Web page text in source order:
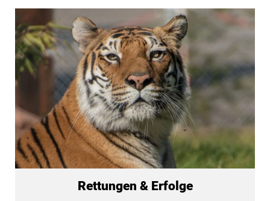
Rettungen & Erfolge